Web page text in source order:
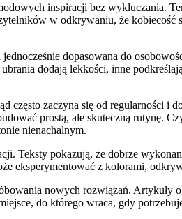
inspiracji bez wykluczania.
w odkrywaniu, że
dopasowana do
dodają lekkości, inne
często zaczyna się od regularności
prostą, ale skuteczną rutynę.
nienachalnym.
Teksty pokazują, że dobrze
eksperymentować z kolorami,
nowych rozwiązań.
do którego wraca, gdy